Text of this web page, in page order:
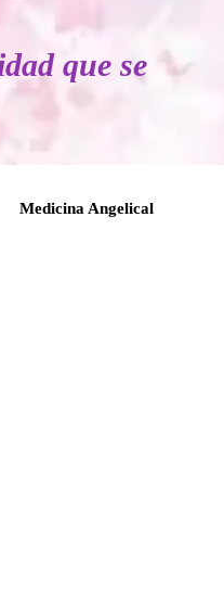
que se
Medicina Angelical